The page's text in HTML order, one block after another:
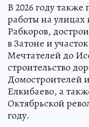
В 2026 году
работы на
Рабкоров,
в Затоне и
Мечтателей до
строительство
Домостроителей
Елкибаево, а
Октябрьской
году.